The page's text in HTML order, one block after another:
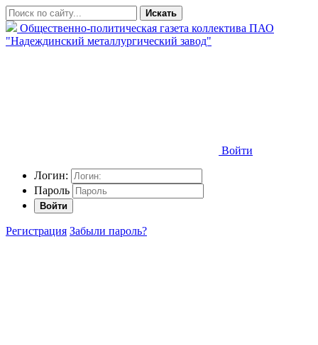
Искать
Общественно-политическая газета коллектива ПАО
"Надеждинский металлургический завод"
Войти
Логин:
Пароль
Войти
Регистрация Забыли пароль?